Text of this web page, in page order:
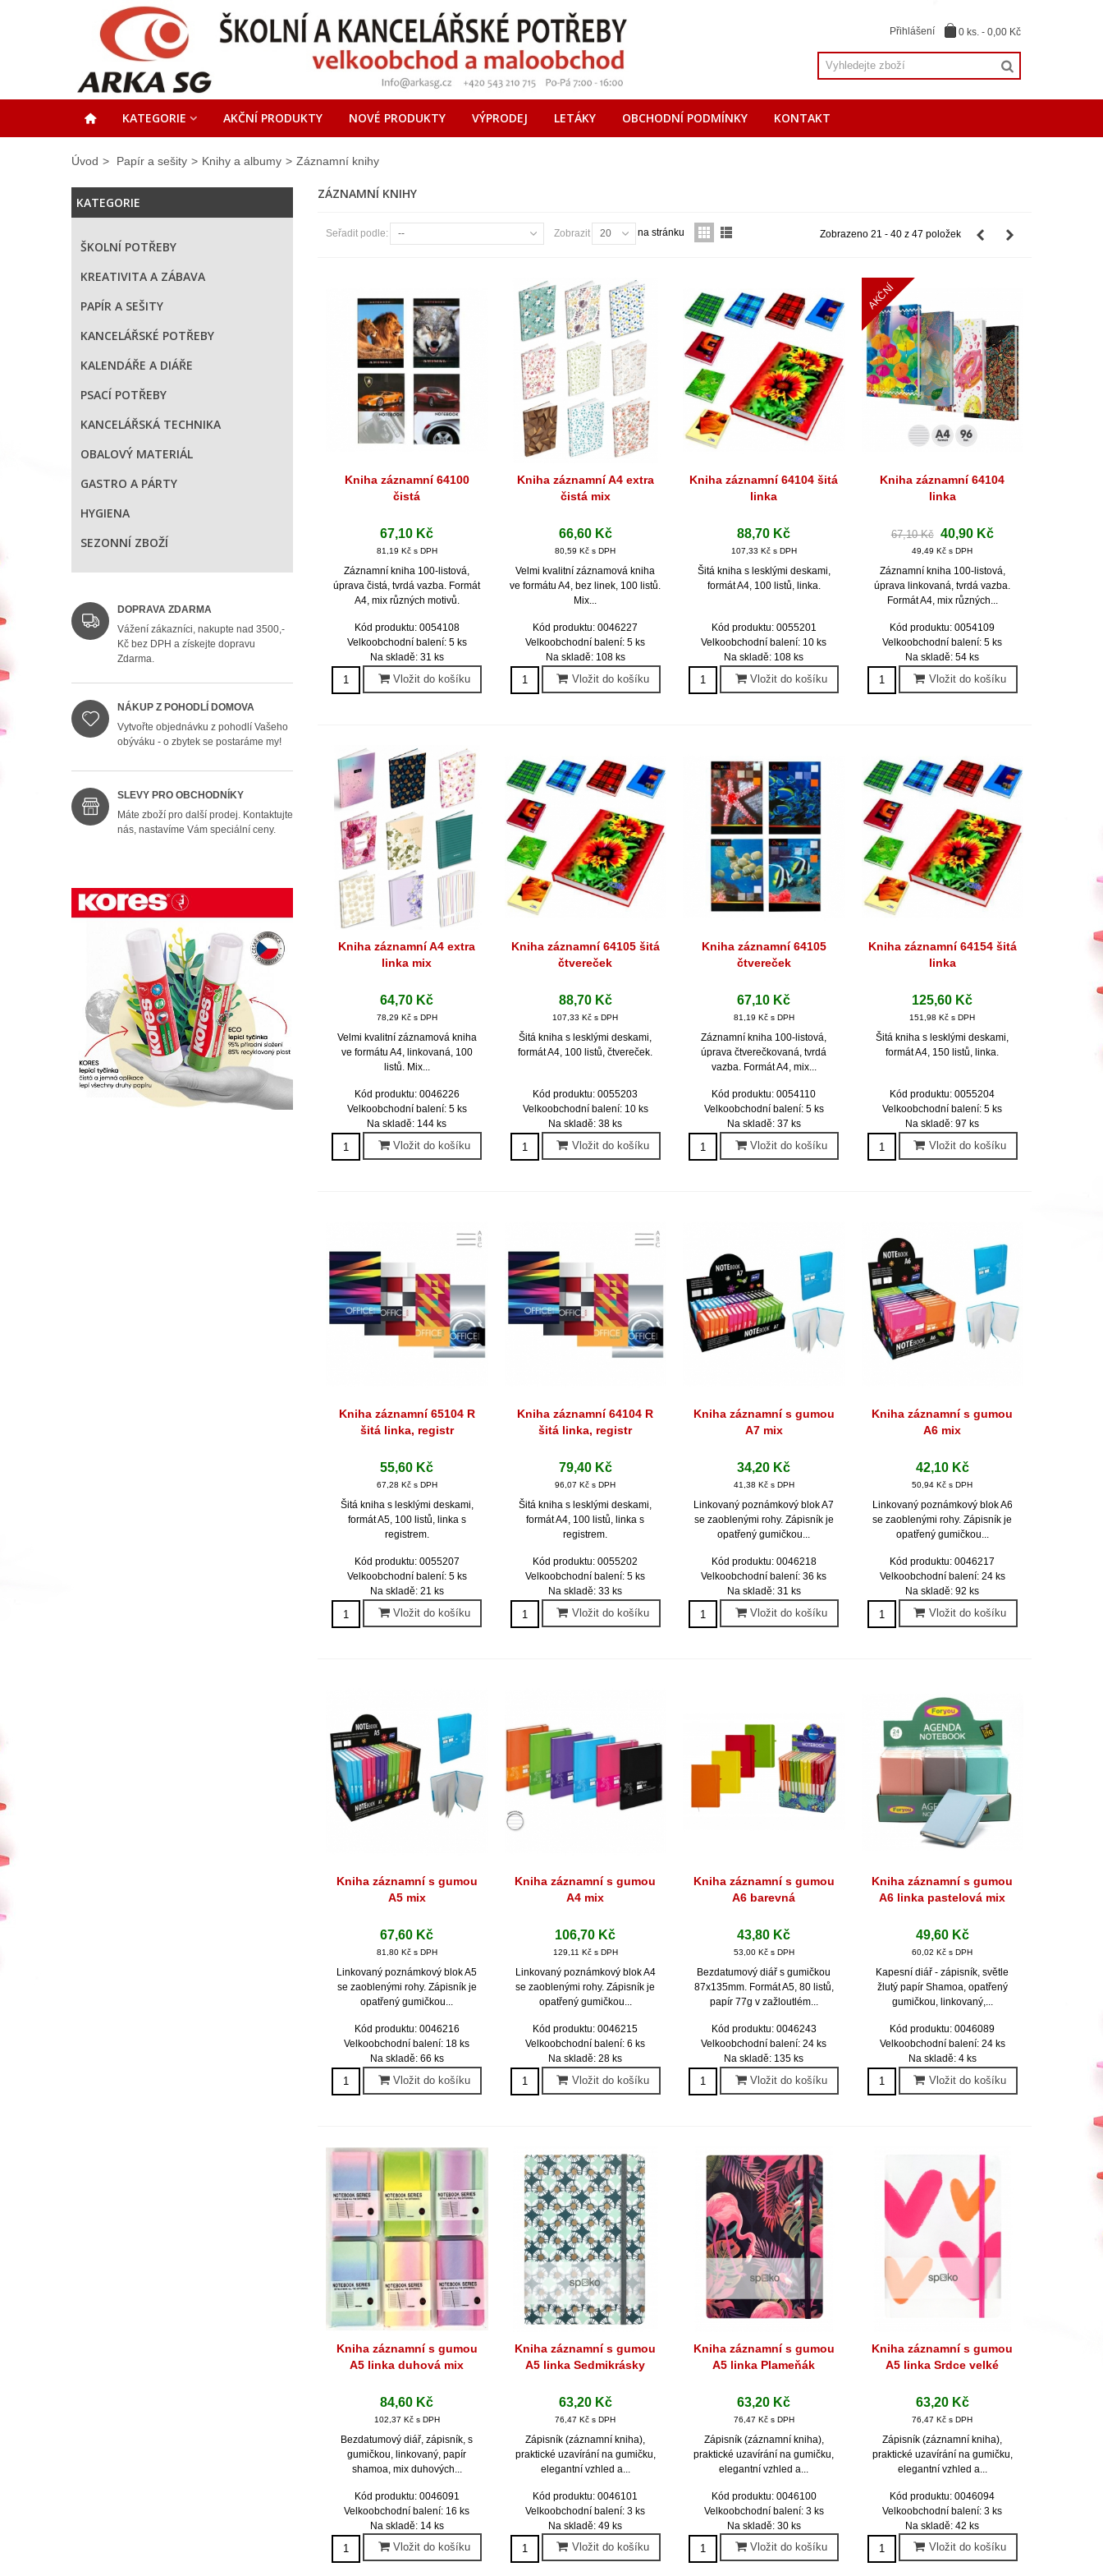
0 ks. - 0,00 Kč
Přihlášení
KATEGORIE AKČNÍ PRODUKTY NOVÉ PRODUKTY VÝPRODEJ LETÁKY OBCHODNÍ PODMÍNKY KONTAKT
Úvod > Papír a sešity > Knihy a albumy > Záznamní knihy
KATEGORIE
ŠKOLNÍ POTŘEBY
KREATIVITA A ZÁBAVA
PAPÍR A SEŠITY
KANCELÁŘSKÉ POTŘEBY
KALENDÁŘE A DIÁŘE
PSACÍ POTŘEBY
KANCELÁŘSKÁ TECHNIKA
OBALOVÝ MATERIÁL
GASTRO A PÁRTY
HYGIENA
SEZONNÍ ZBOŽÍ
DOPRAVA ZDARMA
Vážení zákazníci, nakupte nad 3500,-
Kč bez DPH a získejte dopravu
Zdarma.
NÁKUP Z POHODLÍ DOMOVA
Vytvořte objednávku z pohodlí Vašeho
obýváku - o zbytek se postaráme my!
SLEVY PRO OBCHODNÍKY
Máte zboží pro další prodej. Kontaktujte
nás, nastavíme Vám speciální ceny.
ZÁZNAMNÍ KNIHY
Seřadit podle: -- Zobrazit 20 na stránku Zobrazeno 21 - 40 z 47 položek
Rychlý náhled
Kniha záznamní 64100
čistá
67,10 Kč
81,19 Kč s DPH
Záznamní kniha 100-listová,
úprava čistá, tvrdá vazba. Formát
A4, mix různých motivů.
Kód produktu: 0054108
Velkoobchodní balení: 5 ks
Na skladě: 31 ks
Vložit do košíku
Rychlý náhled
Kniha záznamní A4 extra
čistá mix
66,60 Kč
80,59 Kč s DPH
Velmi kvalitní záznamová kniha
ve formátu A4, bez linek, 100 listů.
Mix...
Kód produktu: 0046227
Velkoobchodní balení: 5 ks
Na skladě: 108 ks
Vložit do košíku
Rychlý náhled
Kniha záznamní 64104 šitá
linka
88,70 Kč
107,33 Kč s DPH
Šitá kniha s lesklými deskami,
formát A4, 100 listů, linka.
Kód produktu: 0055201
Velkoobchodní balení: 10 ks
Na skladě: 108 ks
Vložit do košíku
AKČNÍ
Rychlý náhled
Kniha záznamní 64104
linka
67,10 Kč 40,90 Kč
49,49 Kč s DPH
Záznamní kniha 100-listová,
úprava linkovaná, tvrdá vazba.
Formát A4, mix různých...
Kód produktu: 0054109
Velkoobchodní balení: 5 ks
Na skladě: 54 ks
Vložit do košíku
Rychlý náhled
Kniha záznamní A4 extra
linka mix
64,70 Kč
78,29 Kč s DPH
Velmi kvalitní záznamová kniha
ve formátu A4, linkovaná, 100
listů. Mix...
Kód produktu: 0046226
Velkoobchodní balení: 5 ks
Na skladě: 144 ks
Vložit do košíku
Rychlý náhled
Kniha záznamní 64105 šitá
čtvereček
88,70 Kč
107,33 Kč s DPH
Šitá kniha s lesklými deskami,
formát A4, 100 listů, čtvereček.
Kód produktu: 0055203
Velkoobchodní balení: 10 ks
Na skladě: 38 ks
Vložit do košíku
Rychlý náhled
Kniha záznamní 64105
čtvereček
67,10 Kč
81,19 Kč s DPH
Záznamní kniha 100-listová,
úprava čtverečkovaná, tvrdá
vazba. Formát A4, mix...
Kód produktu: 0054110
Velkoobchodní balení: 5 ks
Na skladě: 37 ks
Vložit do košíku
Rychlý náhled
Kniha záznamní 64154 šitá
linka
125,60 Kč
151,98 Kč s DPH
Šitá kniha s lesklými deskami,
formát A4, 150 listů, linka.
Kód produktu: 0055204
Velkoobchodní balení: 5 ks
Na skladě: 97 ks
Vložit do košíku
Rychlý náhled
Kniha záznamní 65104 R
šitá linka, registr
55,60 Kč
67,28 Kč s DPH
Šitá kniha s lesklými deskami,
formát A5, 100 listů, linka s
registrem.
Kód produktu: 0055207
Velkoobchodní balení: 5 ks
Na skladě: 21 ks
Vložit do košíku
Rychlý náhled
Kniha záznamní 64104 R
šitá linka, registr
79,40 Kč
96,07 Kč s DPH
Šitá kniha s lesklými deskami,
formát A4, 100 listů, linka s
registrem.
Kód produktu: 0055202
Velkoobchodní balení: 5 ks
Na skladě: 33 ks
Vložit do košíku
Rychlý náhled
Kniha záznamní s gumou
A7 mix
34,20 Kč
41,38 Kč s DPH
Linkovaný poznámkový blok A7
se zaoblenými rohy. Zápisník je
opatřený gumičkou...
Kód produktu: 0046218
Velkoobchodní balení: 36 ks
Na skladě: 31 ks
Vložit do košíku
Rychlý náhled
Kniha záznamní s gumou
A6 mix
42,10 Kč
50,94 Kč s DPH
Linkovaný poznámkový blok A6
se zaoblenými rohy. Zápisník je
opatřený gumičkou...
Kód produktu: 0046217
Velkoobchodní balení: 24 ks
Na skladě: 92 ks
Vložit do košíku
Rychlý náhled
Kniha záznamní s gumou
A5 mix
67,60 Kč
81,80 Kč s DPH
Linkovaný poznámkový blok A5
se zaoblenými rohy. Zápisník je
opatřený gumičkou...
Kód produktu: 0046216
Velkoobchodní balení: 18 ks
Na skladě: 66 ks
Vložit do košíku
Rychlý náhled
Kniha záznamní s gumou
A4 mix
106,70 Kč
129,11 Kč s DPH
Linkovaný poznámkový blok A4
se zaoblenými rohy. Zápisník je
opatřený gumičkou...
Kód produktu: 0046215
Velkoobchodní balení: 6 ks
Na skladě: 28 ks
Vložit do košíku
Rychlý náhled
Kniha záznamní s gumou
A6 barevná
43,80 Kč
53,00 Kč s DPH
Bezdatumový diář s gumičkou
87x135mm. Formát A5, 80 listů,
papír 77g v zažloutlém...
Kód produktu: 0046243
Velkoobchodní balení: 24 ks
Na skladě: 135 ks
Vložit do košíku
Rychlý náhled
Kniha záznamní s gumou
A6 linka pastelová mix
49,60 Kč
60,02 Kč s DPH
Kapesní diář - zápisník, světle
žlutý papír Shamoa, opatřený
gumičkou, linkovaný,...
Kód produktu: 0046089
Velkoobchodní balení: 24 ks
Na skladě: 4 ks
Vložit do košíku
Rychlý náhled
Kniha záznamní s gumou
A5 linka duhová mix
84,60 Kč
102,37 Kč s DPH
Bezdatumový diář, zápisník, s
gumičkou, linkovaný, papír
shamoa, mix duhových...
Kód produktu: 0046091
Velkoobchodní balení: 16 ks
Na skladě: 14 ks
Vložit do košíku
Rychlý náhled
Kniha záznamní s gumou
A5 linka Sedmikrásky
63,20 Kč
76,47 Kč s DPH
Zápisník (záznamní kniha),
praktické uzavírání na gumičku,
elegantní vzhled a...
Kód produktu: 0046101
Velkoobchodní balení: 3 ks
Na skladě: 49 ks
Vložit do košíku
Rychlý náhled
Kniha záznamní s gumou
A5 linka Plameňák
63,20 Kč
76,47 Kč s DPH
Zápisník (záznamní kniha),
praktické uzavírání na gumičku,
elegantní vzhled a...
Kód produktu: 0046100
Velkoobchodní balení: 3 ks
Na skladě: 30 ks
Vložit do košíku
Rychlý náhled
Kniha záznamní s gumou
A5 linka Srdce velké
63,20 Kč
76,47 Kč s DPH
Zápisník (záznamní kniha),
praktické uzavírání na gumičku,
elegantní vzhled a...
Kód produktu: 0046094
Velkoobchodní balení: 3 ks
Na skladě: 42 ks
Vložit do košíku